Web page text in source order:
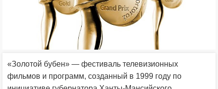
«Золотой бубен» — фестиваль телевизионных
фильмов и программ, созданный в 1999 году по